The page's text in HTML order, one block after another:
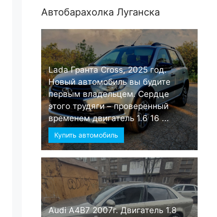
Автобарахолка Луганска
Lada Гранта Cross, 2025 год.
Новый автомобиль вы будите
первым владельцем. Сердце
этого трудяги – проверенный
временем двигатель 1.6 16 ...
Купить автомобиль
Audi А4B7 2007г. Двигатель 1.8